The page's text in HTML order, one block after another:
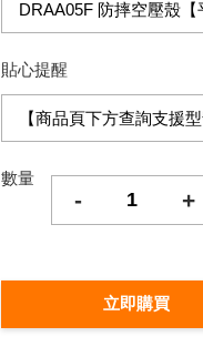
貼心提醒
數量
- +
立即購買